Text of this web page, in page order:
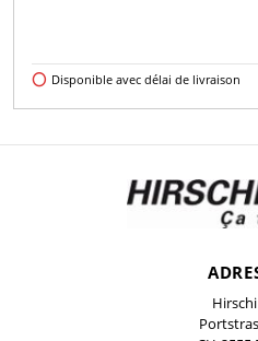
Disponible avec délai de livraison